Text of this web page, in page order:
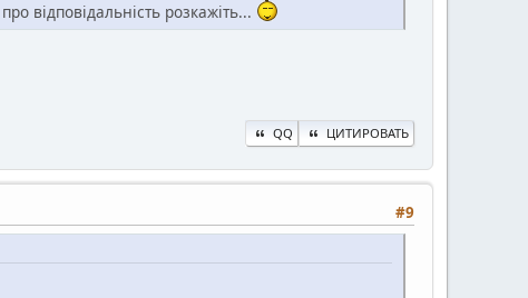
відповідальність розкажіть...
QQ ЦИТИРОВАТЬ
#9